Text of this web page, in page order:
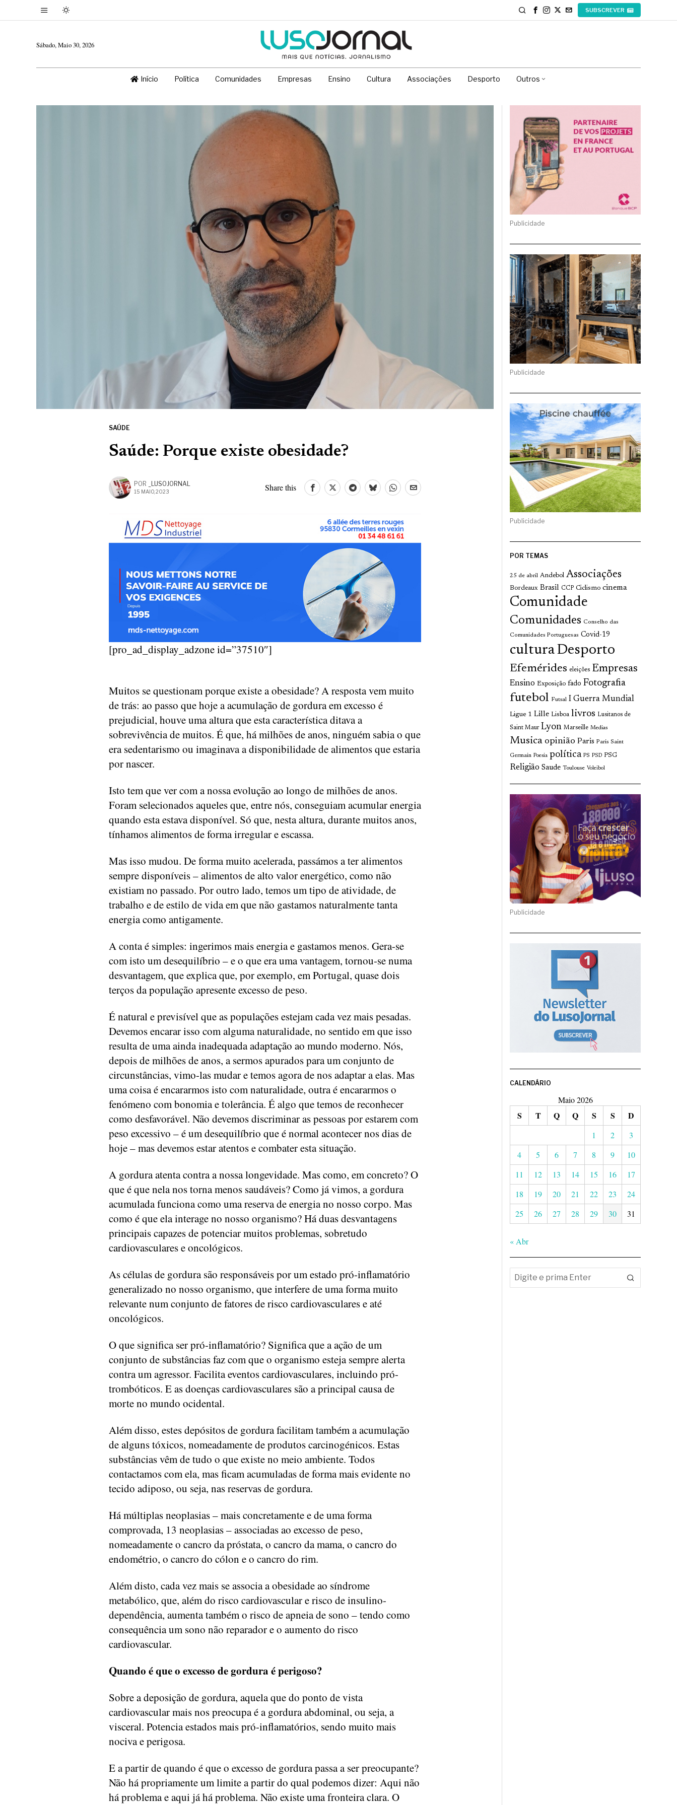
SUBSCREVER
Sábado, Maio 30, 2026
Início Política Comunidades Empresas Ensino Cultura Associações Desporto Outros
SAÚDE
Saúde: Porque existe obesidade?
POR _LUSOJORNAL
15 MAIO, 2023 Share this
[pro_ad_display_adzone id=”37510″]
Muitos se questionam porque existe a obesidade? A resposta vem muito
de trás: ao passo que hoje a acumulação de gordura em excesso é
prejudicial, houve uma altura que esta característica ditava a
sobrevivência de muitos. É que, há milhões de anos, ninguém sabia o que
era sedentarismo ou imaginava a disponibilidade de alimentos que estaria
por nascer.
Isto tem que ver com a nossa evolução ao longo de milhões de anos.
Foram selecionados aqueles que, entre nós, conseguiam acumular energia
quando esta estava disponível. Só que, nesta altura, durante muitos anos,
tínhamos alimentos de forma irregular e escassa.
Mas isso mudou. De forma muito acelerada, passámos a ter alimentos
sempre disponíveis – alimentos de alto valor energético, como não
existiam no passado. Por outro lado, temos um tipo de atividade, de
trabalho e de estilo de vida em que não gastamos naturalmente tanta
energia como antigamente.
A conta é simples: ingerimos mais energia e gastamos menos. Gera-se
com isto um desequilíbrio – e o que era uma vantagem, tornou-se numa
desvantagem, que explica que, por exemplo, em Portugal, quase dois
terços da população apresente excesso de peso.
É natural e previsível que as populações estejam cada vez mais pesadas.
Devemos encarar isso com alguma naturalidade, no sentido em que isso
resulta de uma ainda inadequada adaptação ao mundo moderno. Nós,
depois de milhões de anos, a sermos apurados para um conjunto de
circunstâncias, vimo-las mudar e temos agora de nos adaptar a elas. Mas
uma coisa é encararmos isto com naturalidade, outra é encararmos o
fenómeno com bonomia e tolerância. É algo que temos de reconhecer
como desfavorável. Não devemos discriminar as pessoas por estarem com
peso excessivo – é um desequilíbrio que é normal acontecer nos dias de
hoje – mas devemos estar atentos e combater esta situação.
A gordura atenta contra a nossa longevidade. Mas como, em concreto? O
que é que nela nos torna menos saudáveis? Como já vimos, a gordura
acumulada funciona como uma reserva de energia no nosso corpo. Mas
como é que ela interage no nosso organismo? Há duas desvantagens
principais capazes de potenciar muitos problemas, sobretudo
cardiovasculares e oncológicos.
As células de gordura são responsáveis por um estado pró-inflamatório
generalizado no nosso organismo, que interfere de uma forma muito
relevante num conjunto de fatores de risco cardiovasculares e até
oncológicos.
O que significa ser pró-inflamatório? Significa que a ação de um
conjunto de substâncias faz com que o organismo esteja sempre alerta
contra um agressor. Facilita eventos cardiovasculares, incluindo pró-
trombóticos. E as doenças cardiovasculares são a principal causa de
morte no mundo ocidental.
Além disso, estes depósitos de gordura facilitam também a acumulação
de alguns tóxicos, nomeadamente de produtos carcinogénicos. Estas
substâncias vêm de tudo o que existe no meio ambiente. Todos
contactamos com ela, mas ficam acumuladas de forma mais evidente no
tecido adiposo, ou seja, nas reservas de gordura.
Há múltiplas neoplasias – mais concretamente e de uma forma
comprovada, 13 neoplasias – associadas ao excesso de peso,
nomeadamente o cancro da próstata, o cancro da mama, o cancro do
endométrio, o cancro do cólon e o cancro do rim.
Além disto, cada vez mais se associa a obesidade ao síndrome
metabólico, que, além do risco cardiovascular e risco de insulino-
dependência, aumenta também o risco de apneia de sono – tendo como
consequência um sono não reparador e o aumento do risco
cardiovascular.
Quando é que o excesso de gordura é perigoso?
Sobre a deposição de gordura, aquela que do ponto de vista
cardiovascular mais nos preocupa é a gordura abdominal, ou seja, a
visceral. Potencia estados mais pró-inflamatórios, sendo muito mais
nociva e perigosa.
E a partir de quando é que o excesso de gordura passa a ser preocupante?
Não há propriamente um limite a partir do qual podemos dizer: Aqui não
há problema e aqui já há problema. Não existe uma fronteira clara. O
Publicidade
Publicidade
Publicidade
POR TEMAS
25 de abril Andebol Associações
Bordeaux Brasil CCP Ciclismo cinema
Comunidade
Comunidades Conselho das
Comunidades Portuguesas Covid-19
culturaDesporto
Efemérides eleições Empresas
Ensino Exposição fado Fotografia
futebol Futsal I Guerra Mundial
Ligue 1 Lille Lisboa livros Lusitanos de
Saint Maur Lyon Marseille Medias
Musica opinião Paris Paris Saint
Germain Poesia política PS PSD PSG
Religião Saude Toulouse Voleibol
Publicidade
CALENDÁRIO
Maio 2026
S T Q Q S S D
1 2
3
4
5 6 7 8 9
10
11
12 13 14 15 16
17
18
19 20 21 22 23
24
25
26 27 28 29 30 31
« Abr